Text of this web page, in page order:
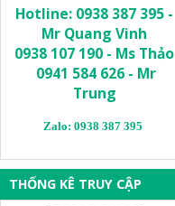
Hotline: 0938 387 395 -
Mr Quang Vinh
0938 107 190 - Ms Thảo
0941 584 626 - Mr
Trung
Zalo: 0938 387 395
THỐNG KÊ TRUY CẬP